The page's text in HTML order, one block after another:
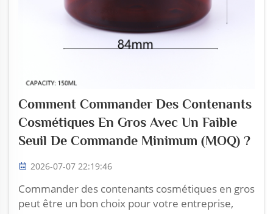
Comment Commander Des Contenants
Cosmétiques En Gros Avec Un Faible
Seuil De Commande Minimum (MOQ) ?
2026-07-07 22:19:46
Commander des contenants cosmétiques en gros
peut être un bon choix pour votre entreprise,